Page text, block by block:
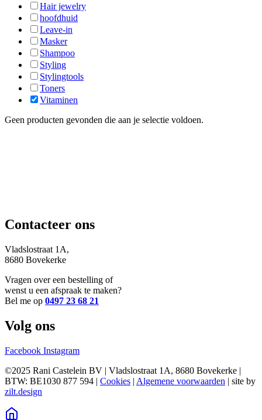
Hair jewelry
hoofdhuid
Leave-in
Masker
Shampoo
Styling
Stylingtools
Toners
Vitaminen
Geen producten gevonden die aan je selectie voldoen.
Contacteer ons
Vladslostraat 1A,
8680 Bovekerke
Vragen over een bestelling of
wenst u een afspraak te maken?
Bel me op 0497 23 68 21
Volg ons
Facebook Instagram
©2025 Rani Castelein BV | Vladslostraat 1A, 8680 Bovekerke |
BTW: BE1030 877 594 | Cookies | Algemene voorwaarden | site by
zilt.design